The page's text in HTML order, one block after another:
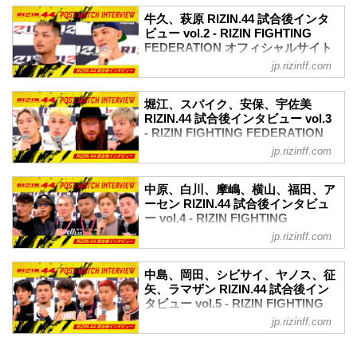
PPV配信スケジュール一覧
配信日時 料金 配信媒体 アーカイブ
期間 応援
コード 番組名・その他
ちの試合後インタビューを公開！
YouTubeで見る
クレベル・コイケ & 金原正徳 試合後イン
金原正徳「やっと終わったなっていうの
が第一の感想」
ーー試合後の率直な感想をお聞かせいた
だけますか。
金原 ああ、やっと終わったなっていうの
が第一の感想です。まあ、よかったで
す。はい。
ーー勝利してリング上から見た観客席は
どんな印象だったでしょうか。
金原 メイ...
牛久、萩原 RIZIN.44 試合後インタ
ビュー vol.2 - RIZIN FIGHTING
FEDERATION オフィシャルサイト
9月24日（日）にさいたまスーパーアリー
ちの試合後インタビューを公開！
YouTubeで見る
牛久絢太郎 & 萩原京平 試合後インタビュ
牛久絢太郎「環境を変えての1発目の試合
で勝つことができてホッとしている」
ーー試合後の率直な感想をお聞かせいた
だけますか。
牛久 本当に、環境を変えての1発目の試
合で勝つことができて嬉しいというより
ホッとしている気持ちが一番強いです。
ーー環境を変えたことは今回の試合...
jp.rizinff.com
堀江、スパイク、安保、宇佐美
RIZIN.44 試合後インタビュー vol.3
- RIZIN FIGHTING FEDERATION
ナにて開催されたRIZIN.44の出場選手た
ちの試合後インタビューを公開！
YouTubeで見る
堀江圭功「ライト級で一番を目指してや
っていきたい」
ーー試合後の率直な感想をお聞かせいた
だけますか。
堀江 強いカーライル選手に勝ててめちゃ
くちゃ嬉しいです。
jp.rizinff.com
中原、白川、摩嶋、横山、福田、ア
ーセン RIZIN.44 試合後インタビュ
ー vol.4 - RIZIN FIGHTING
FEDERATION オフィシャルサイト
ナにて開催されたRIZIN.44の出場選手た
ちの試合後インタビューを公開！
YouTubeで見る
jp.rizinff.com
中島、岡田、シビサイ、ヤノス、征
矢、ラマザン RIZIN.44 試合後イン
タビュー vol.5 - RIZIN FIGHTING
FEDERATION オフィシャルサイト
jp.rizinff.com